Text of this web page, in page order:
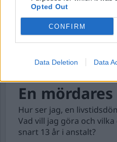
Opted Out
CONFIRM
Data Deletion Data
Bloggar
Att en fånge på en
hör inte till
livstidsdömde Ricard A R
En
Hur ser jag, en
Vad vill jag göra och
snart 13 år i anstalt?